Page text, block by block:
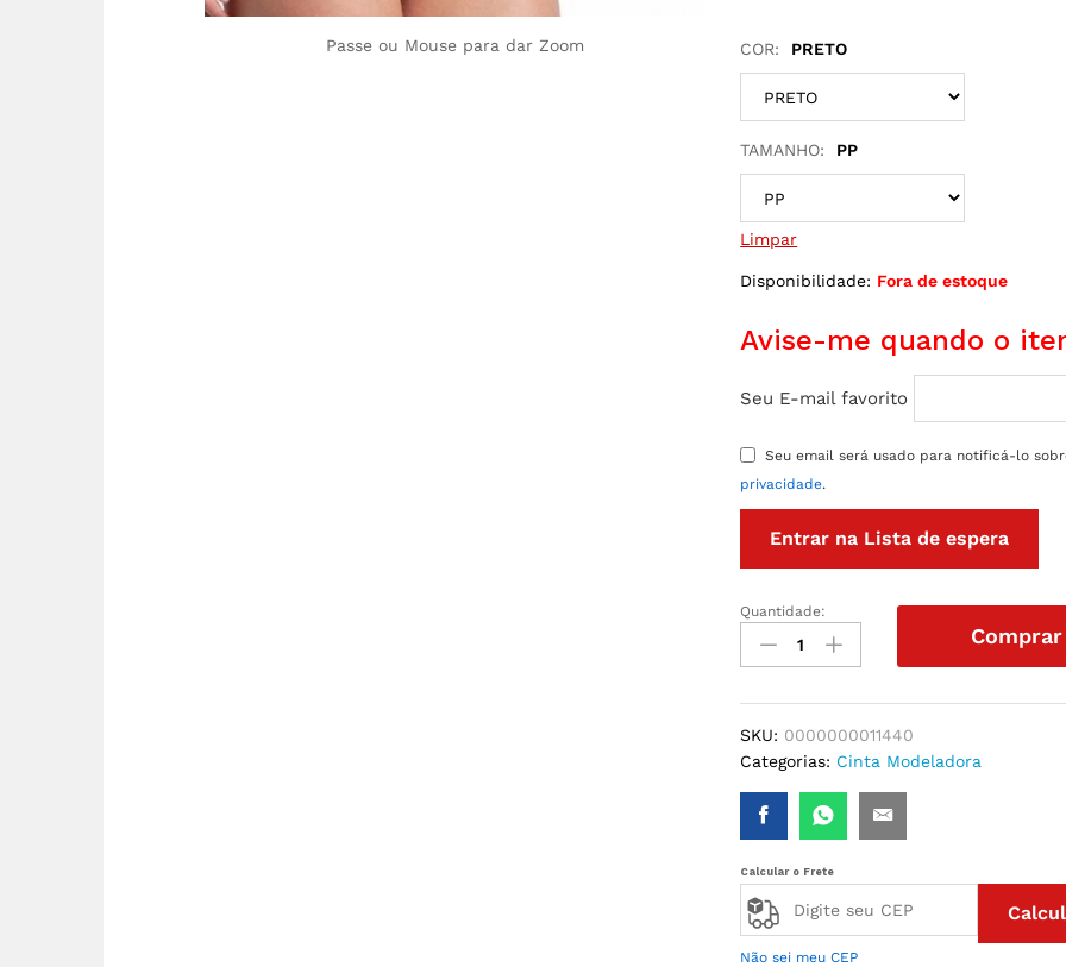
Passe ou Mouse para dar Zoom COR: PRETO
TAMANHO: PP
Limpar
Disponibilidade: Fora de estoque
Avise-me quando o
Seu E-mail favorito
Seu email será usado para notificá-lo
privacidade.
Entrar na Lista de espera
CINTA
MODELADORA
EMBORRACHADA
BARBATANAS
quantidade
Quantidade:
Comprar
SKU: 0000000011440
Categorias: Cinta Modeladora
Calcular o Frete
Não sei meu CEP